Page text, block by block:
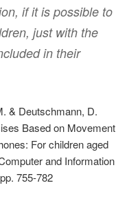
if it is possible to
just with the
in their
& Deutschmann, D.
Based on Movement
For children aged
and Information
755-782